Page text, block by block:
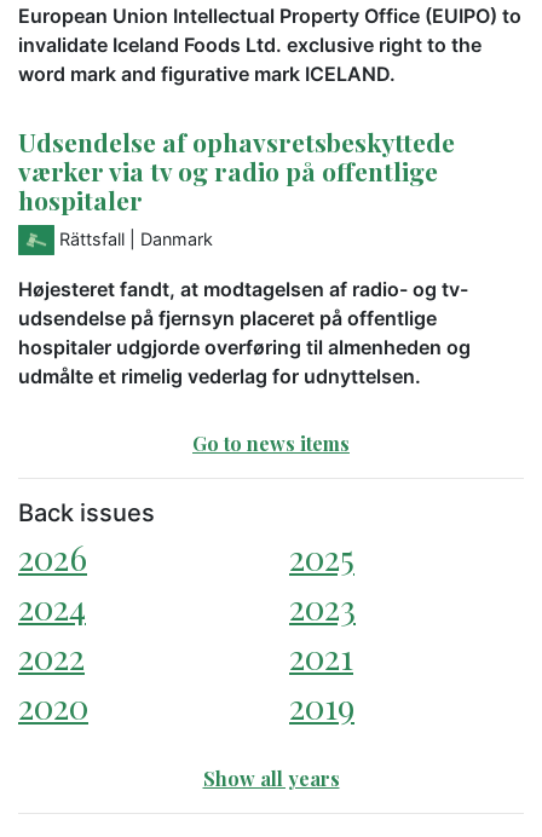
European Union Intellectual Property Office (EUIPO) to
invalidate Iceland Foods Ltd. exclusive right to the
word mark and figurative mark ICELAND.
Udsendelse af ophavsretsbeskyttede
værker via tv og radio på offentlige
hospitaler
Rättsfall | Danmark
Højesteret fandt, at modtagelsen af radio- og tv-
udsendelse på fjernsyn placeret på offentlige
hospitaler udgjorde overføring til almenheden og
udmålte et rimelig vederlag for udnyttelsen.
Go to news items
Back issues
2026
2025
2024
2023
2022
2021
2020
2019
Show all years